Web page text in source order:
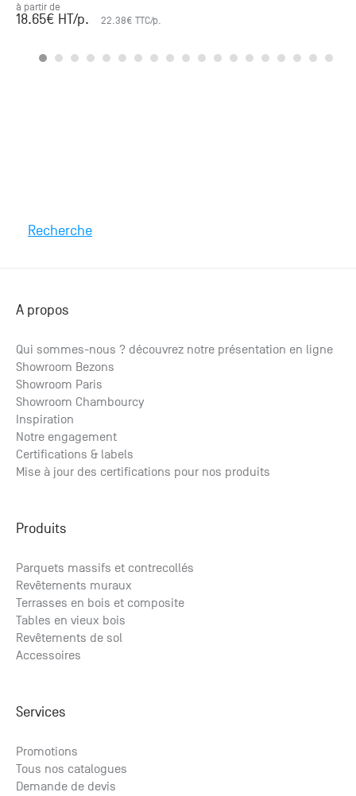
à partir de
18.65€ HT/p. 22.38€ TTC/p.
Sol vinyle rigide Béton Caviar ** Promo **
29.78€ HT /m2 35.74 € TTC
Recherche
A propos
Qui sommes-nous ? découvrez notre présentation en ligne
Showroom Bezons
Showroom Paris
Showroom Chambourcy
Inspiration
Notre engagement
Certifications & labels
Mise à jour des certifications pour nos produits
Produits
Parquets massifs et contrecollés
Revêtements muraux
Terrasses en bois et composite
Tables en vieux bois
Revêtements de sol
Accessoires
Services
Promotions
Tous nos catalogues
Demande de devis